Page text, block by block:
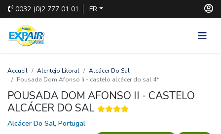
0032 (0)2 777 01 01 FR
Accueil Alentejo Litoral
Alcácer Do Sal
Pousada Dom Afonso Ii - castelo alcácer do sal 4*
POUSADA DOM AFONSO II - CASTELO
ALCÁCER DO SAL
Alcácer Do Sal, Portugal